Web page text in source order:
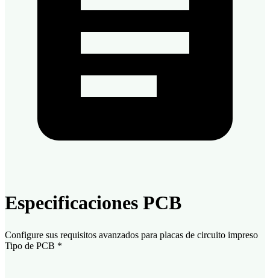
Especificaciones PCB
Configure sus requisitos avanzados para placas de circuito impreso
Tipo de PCB *